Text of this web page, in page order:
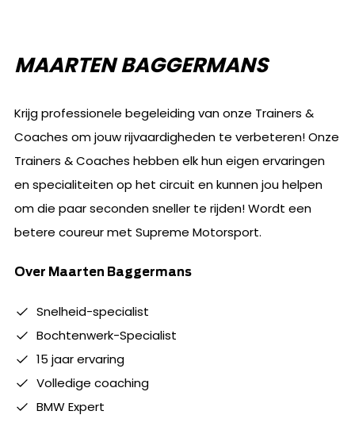
MAARTEN BAGGERMANS
Krijg professionele begeleiding van onze Trainers &
Coaches om jouw rijvaardigheden te verbeteren! Onze
Trainers & Coaches hebben elk hun eigen ervaringen
en specialiteiten op het circuit en kunnen jou helpen
om die paar seconden sneller te rijden! Wordt een
betere coureur met Supreme Motorsport.
Over Maarten Baggermans
Snelheid-specialist
Bochtenwerk-Specialist
15 jaar ervaring
Volledige coaching
BMW Expert